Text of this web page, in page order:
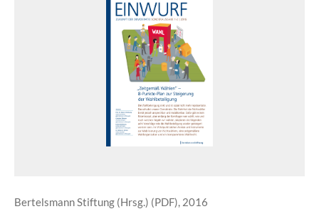
Bertelsmann Stiftung (Hrsg.) (PDF), 2016